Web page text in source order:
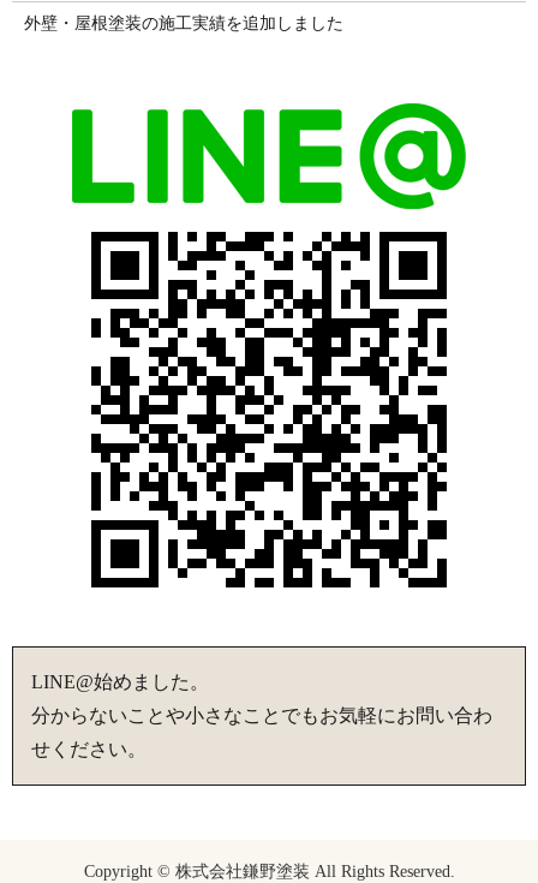
外壁・屋根塗装の施工実績を追加しました
LINE@始めました。
分からないことや小さなことでもお気軽にお問い合わ
せください。
Copyright © 株式会社鎌野塗装 All Rights Reserved.